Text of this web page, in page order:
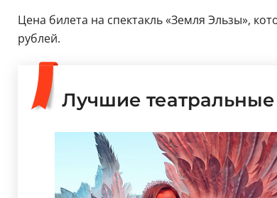
Цена билета на спектакль «Земля Эльзы»,
рублей.
Лучшие